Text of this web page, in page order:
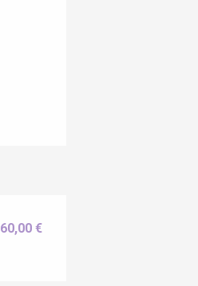
60,00 €